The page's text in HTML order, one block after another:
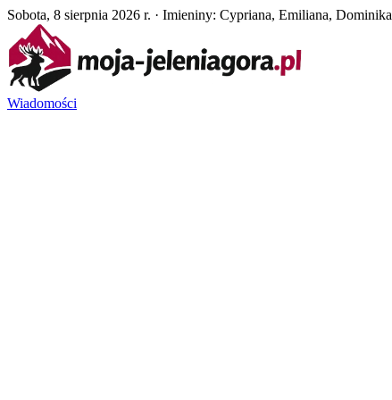
Sobota, 8 sierpnia 2026 r. · Imieniny: Cypriana, Emiliana, Dominika
Wiadomości